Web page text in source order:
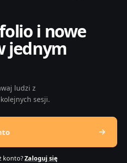
i nowe
jednym
ludzi z
sesji.
konto?Zaloguj się